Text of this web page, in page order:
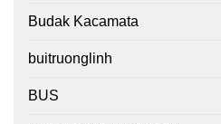
Budak Kacamata
buitruonglinh
BUS